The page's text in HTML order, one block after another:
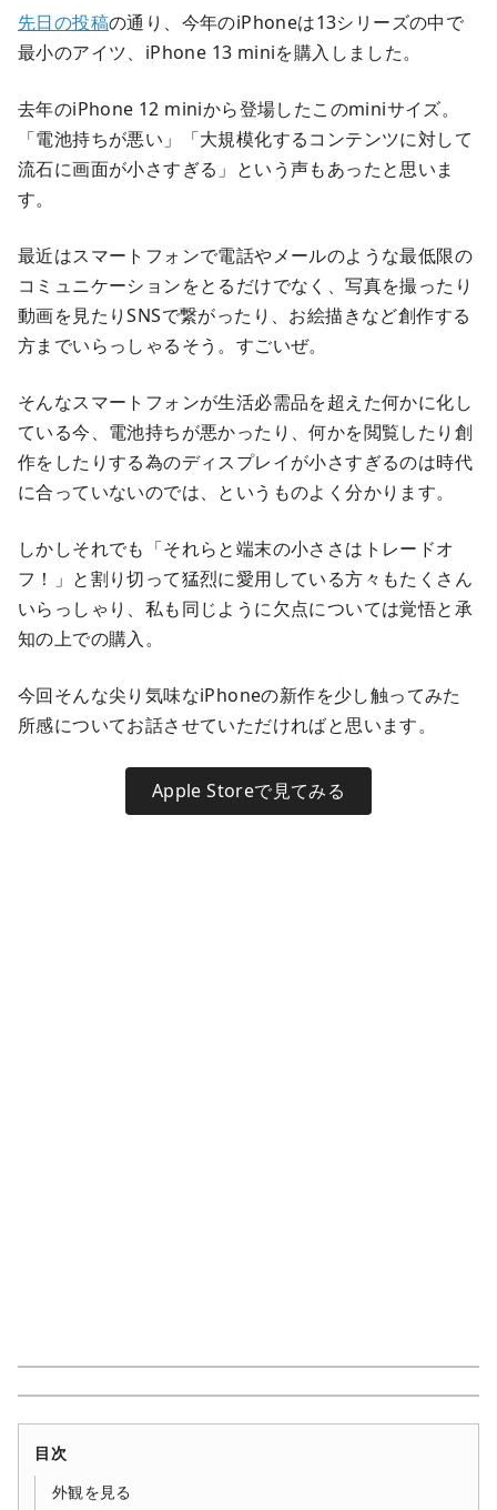
先日の投稿の通り、今年のiPhoneは13シリーズの中で
最小のアイツ、iPhone 13 miniを購入しました。
去年のiPhone 12 miniから登場したこのminiサイズ。
「電池持ちが悪い」「大規模化するコンテンツに対して
流石に画面が小さすぎる」という声もあったと思いま
す。
最近はスマートフォンで電話やメールのような最低限の
コミュニケーションをとるだけでなく、写真を撮ったり
動画を見たりSNSで繋がったり、お絵描きなど創作する
方までいらっしゃるそう。すごいぜ。
そんなスマートフォンが生活必需品を超えた何かに化し
ている今、電池持ちが悪かったり、何かを閲覧したり創
作をしたりする為のディスプレイが小さすぎるのは時代
に合っていないのでは、というものよく分かります。
しかしそれでも「それらと端末の小ささはトレードオ
フ！」と割り切って猛烈に愛用している方々もたくさん
いらっしゃり、私も同じように欠点については覚悟と承
知の上での購入。
今回そんな尖り気味なiPhoneの新作を少し触ってみた
所感についてお話させていただければと思います。
Apple Storeで見てみる
目次
外観を見る